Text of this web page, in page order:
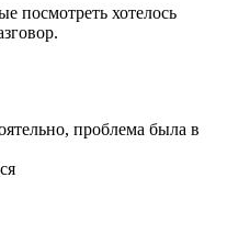
посмотреть хотелось
проблема была в